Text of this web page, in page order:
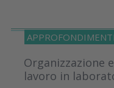
APPROFONDIMENTI
Organizzazione
lavoro in